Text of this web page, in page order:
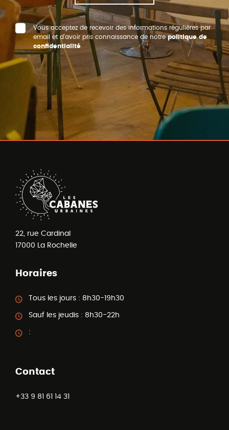
Vous acceptez de recevoir des informations régulières par
email et d’avoir pris connaissance de notrepolitique de
confidentialité
22, rue Cardinal
17000 La Rochelle
Horaires
Tous les jours : 8h30-19h30
Sauf les jeudis : 8h30-22h
:
Contact
+33 9 81 61 14 31